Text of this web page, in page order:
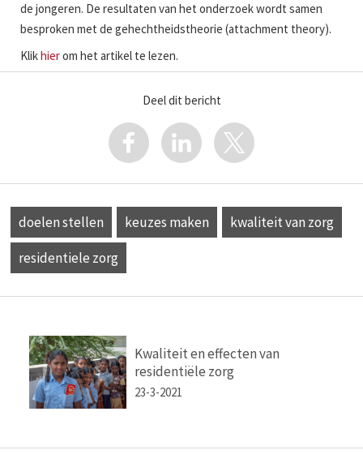
de jongeren. De resultaten van het onderzoek wordt samen
besproken met de gehechtheidstheorie (attachment theory).
Klikhierom het artikel te lezen.
Deel dit bericht
doelen stellen keuzes maken
kwaliteit van zorg
residentiele zorg
Kwaliteit en effecten van
residentiële zorg
23-3-2021